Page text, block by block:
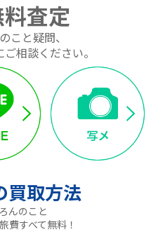
査定
こと疑問、
相談ください。
買取方法
んのこと
費すべて無料！